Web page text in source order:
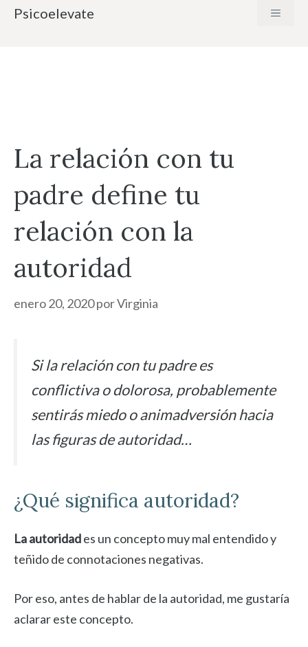
SaltarPsicoelevate MENÚ
La relación con tu
padre define tu
relación con la
autoridad
enero 20, 2020porVirginia
Si la relación con tu padre es
conflictiva o dolorosa, probablemente
sentirás miedo o animadversión hacia
las figuras de autoridad…
¿Qué significa autoridad?
La autoridades un concepto muy mal entendido y
teñido de connotaciones negativas.
Por eso, antes de hablar de la autoridad, me gustaría
aclarar este concepto.